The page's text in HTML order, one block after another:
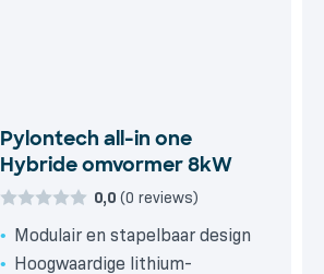
Pylontech all-in one
Hybride omvormer 8kW
0,0 (0 reviews)
Modulair en stapelbaar design
Hoogwaardige lithium-